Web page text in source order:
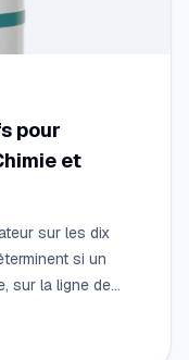
pour
et
sur les dix
si un
sur la ligne de